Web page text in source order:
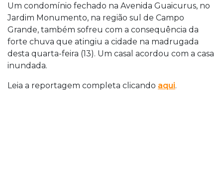
Um condomínio fechado na Avenida Guaicurus, no
Jardim Monumento, na região sul de Campo
Grande, também sofreu com a consequência da
forte chuva que atingiu a cidade na madrugada
desta quarta-feira (13). Um casal acordou com a casa
inundada.
Leia a reportagem completa clicando aqui.